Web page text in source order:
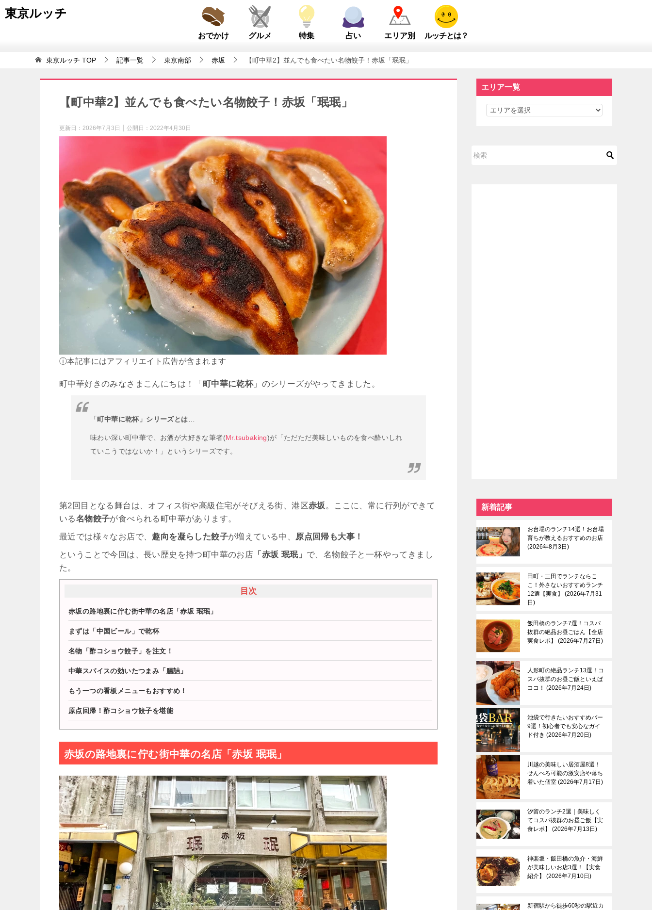
東京ルッチ
おでかけ グルメ 特集 占い エリア別 ルッチとは？
東京ルッチ TOP 記事一覧 東京南部 赤坂 【町中華2】並んでも食べたい名物餃子！赤坂「珉珉」
【町中華2】並んでも食べたい名物餃子！赤坂「珉珉」
更新日： 2026年7月3日 公開日： 2022年4月30日
ⓘ本記事にはアフィリエイト広告が含まれます
町中華好きのみなさまこんにちは！ 「 町中華に乾杯」のシリーズがやってきました。
「町中華に乾杯」シリーズとは
味わい深い町中華で、お酒が大好きな筆者(Mr.tsubaking)が「ただただ美味しいものを食べ酔いしれ
ていこうではないか！」というシリーズです。
第2回目となる舞台は、オフィス街や高級住宅がそびえる街、港区赤坂。ここに、常に行列ができて
いる名物餃子が食べられる町中華があります。
最近では様々なお店で、 趣向を凝らした餃子が増えている中 、 原点回帰も大事！
ということで今回は、長い歴史を持つ町中華のお店 「赤坂 珉珉」 で、名物餃子と一杯やってきまし
た。
目次
赤坂の路地裏に佇む街中華の名店「赤坂 珉珉」
まずは「中国ビール」で乾杯
名物「酢コショウ餃子」を注文！
中華スパイスの効いたつまみ「腸詰」
もう一つの看板メニューもおすすめ！
原点回帰！酢コショウ餃子を堪能
赤坂の路地裏に佇む街中華の名店「赤坂 珉珉」
エリア一覧
エ
覧
新着記事
お台場のランチ14選！お台場
育ちが教えるおすすめのお店
2026年8月3日
田町・三田でランチならこ
こ！外さないおすすめランチ
12選【実食】
2026年7月31
日
飯田橋のランチ7選！コスパ
抜群の絶品お昼ごはん【全店
実食レポ】
2026年7月27日
人形町の絶品ランチ13選！コ
スパ抜群のお昼ご飯といえば
ココ！
2026年7月24日
池袋で行きたいおすすめバー
9選！初心者でも安心なガイ
ド付き
2026年7月20日
川越の美味しい居酒屋8選！
せんべろ可能の激安店や落ち
着いた個室 2026年7月17日
汐留のランチ2選｜美味しく
てコスパ抜群のお昼ご飯【実
食レポ】
2026年7月13日
神楽坂・飯田橋の魚介・海鮮
が美味しいお店3選！【実食
紹介】
2026年7月10日
新宿駅から徒歩60秒の駅近カ